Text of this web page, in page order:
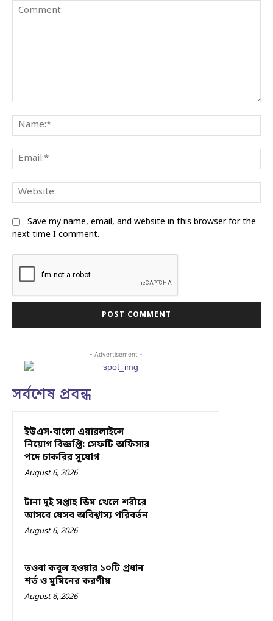
Save my name, email, and website in this browser for the
next time I comment.
- Advertisement -
সর্বশেষ প্রবন্ধ
ইউএস-বাংলা এয়ারলাইন্সে
নিয়োগ বিজ্ঞপ্তি: সেফটি অফিসার
পদে চাকরির সুযোগ
August 6, 2026
টানা দুই সপ্তাহ ডিম খেলে শরীরে
আসবে যেসব অবিশ্বাস্য পরিবর্তন
August 6, 2026
তওবা কবুল হওয়ার ১০টি প্রধান
শর্ত ও মুমিনের করণীয়
August 6, 2026